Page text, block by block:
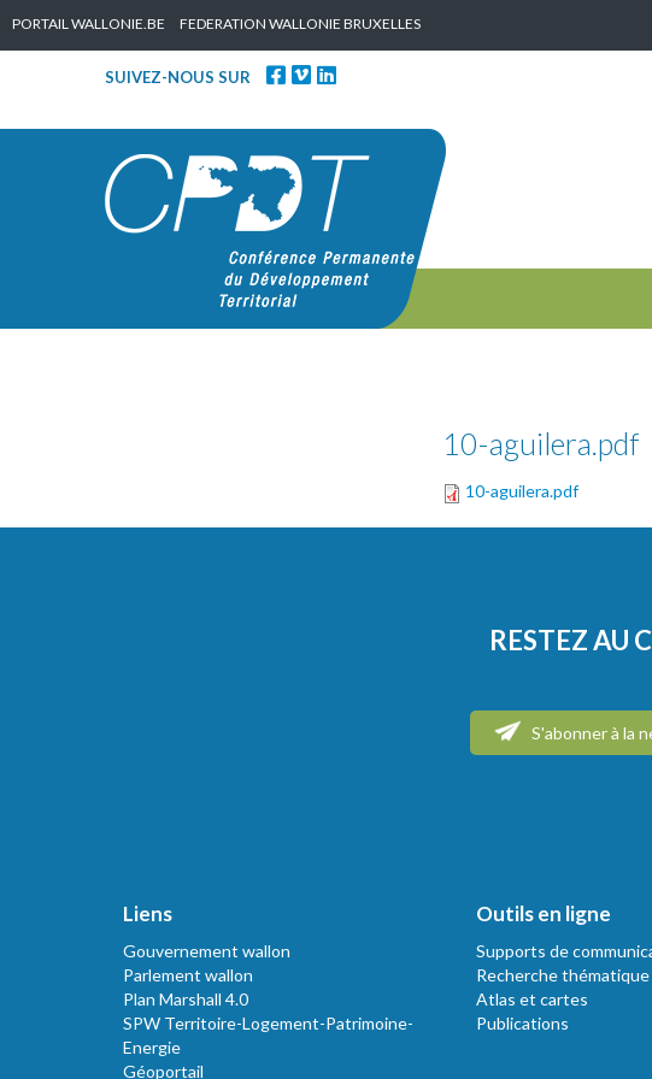
PORTAIL WALLONIE.BE FEDERATION WALLONIE BRUXELLES
SUIVEZ-NOUS SUR
10-aguilera.pdf
10-aguilera.pdf
RESTEZ AU
S'abonner à la
Liens
Gouvernement wallon
Parlement wallon
Plan Marshall 4.0
SPW Territoire-Logement-Patrimoine-
Energie
Géoportail
Outils en ligne
Supports de
Recherche thématique
Atlas et cartes
Publications